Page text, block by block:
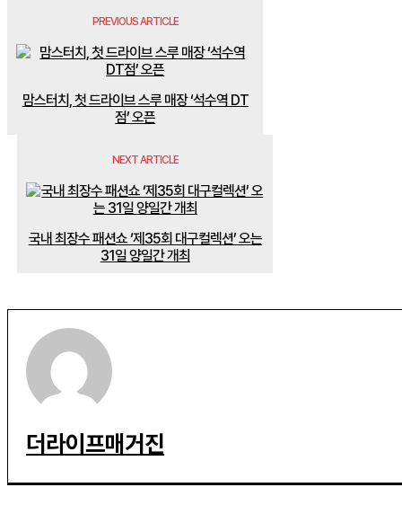
PREVIOUS ARTICLE
맘스터치, 첫 드라이브 스루 매장 ‘석수역 DT
점’ 오픈
NEXT ARTICLE
국내 최장수 패션쇼 ‘제35회 대구컬렉션’ 오는
31일 양일간 개최
더라이프매거진